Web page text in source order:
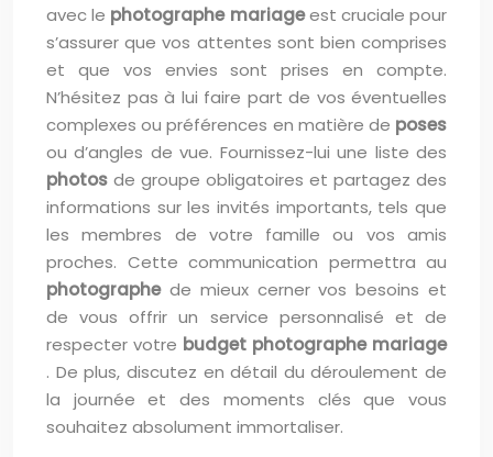
avec le photographe mariageest cruciale pour
s’assurer que vos attentes sont bien comprises
et que vos envies sont prises en compte.
N’hésitez pas à lui faire part de vos éventuelles
complexes ou préférences en matière de poses
ou d’angles de vue. Fournissez-lui une liste des
photos de groupe obligatoires et partagez des
informations sur les invités importants, tels que
les membres de votre famille ou vos amis
proches. Cette communication permettra au
photographe de mieux cerner vos besoins et
de vous offrir un service personnalisé et de
respecter votre budget photographe mariage
. De plus, discutez en détail du déroulement de
la journée et des moments clés que vous
souhaitez absolument immortaliser.